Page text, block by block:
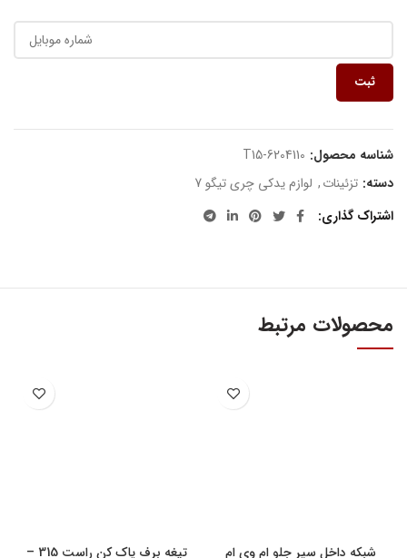
ثبت
شناسه محصول: T15-6204110
دسته: تزئینات, لوازم یدکی چری تیگو 7
اشتراک گذاری
محصولات مرتبط
شبکه داخل سپر جلو ام وی ام
تیغه برف پاک کن راست 315 –